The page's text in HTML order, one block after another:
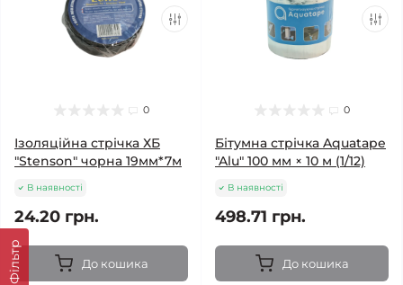
Фільтр
0
Ізоляційна стрічка ХБ
"Stenson" чорна 19мм*7м
В наявності
24.20 грн.
До кошика
0
Бітумна стрічка Aquatape
"Alu" 100 мм × 10 м (1/12)
В наявності
498.71 грн.
До кошика